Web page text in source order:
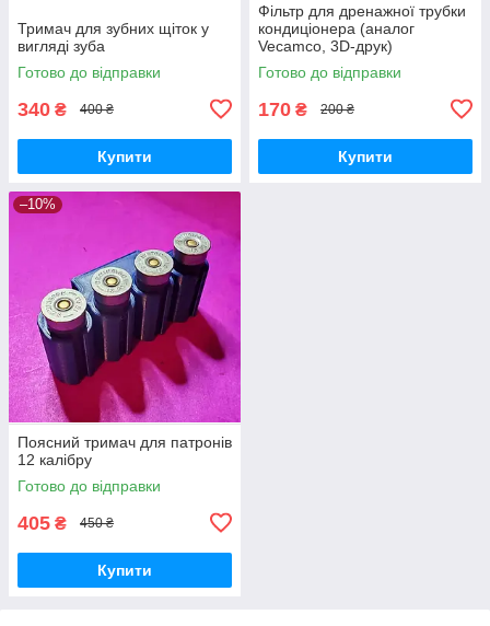
Тримач для зубних щіток у
вигляді зуба
Готово до відправки
340 ₴ 400 ₴
Купити
Фільтр для дренажної трубки
кондиціонера (аналог
Vecamco, 3D-друк)
Готово до відправки
170 ₴ 200 ₴
Купити
–10%
Поясний тримач для патронів
12 калібру
Готово до відправки
405 ₴ 450 ₴
Купити